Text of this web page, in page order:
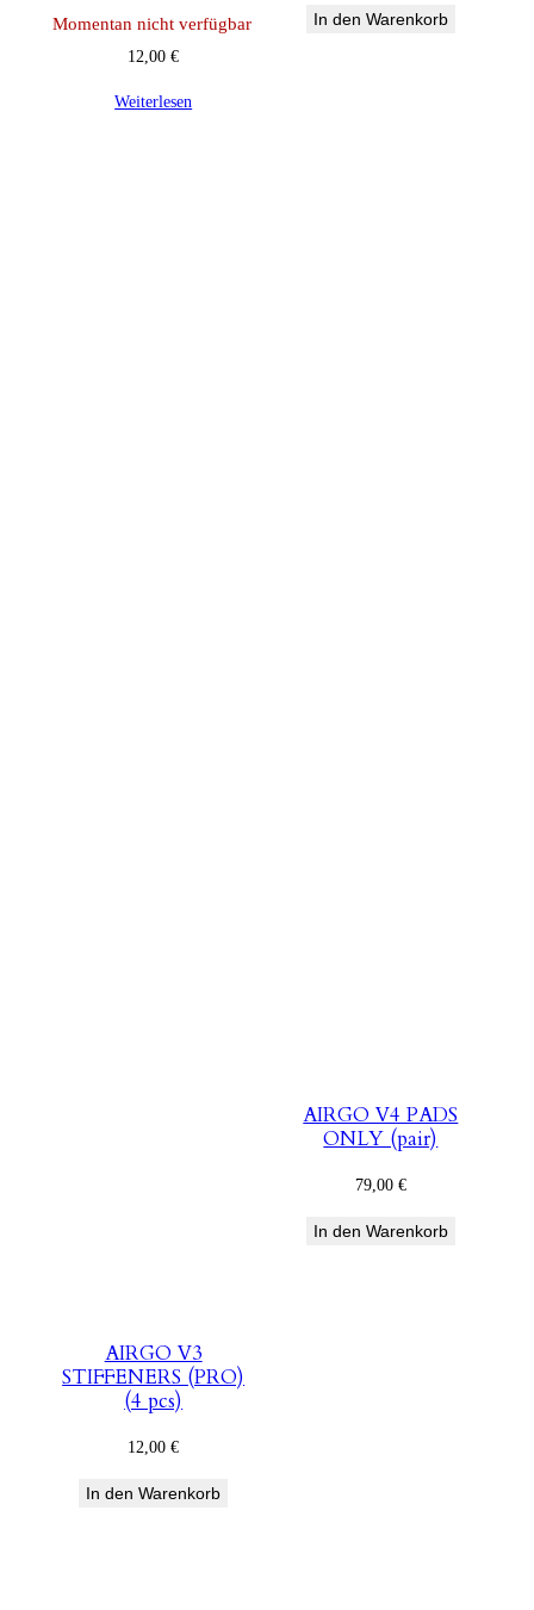
Momentan nicht verfügbar
12,00€
Weiterlesen
In den Warenkorb
AIRGO V3
STIFFENERS (PRO)
(4 pcs)
12,00€
In den Warenkorb
AIRGO V4 PADS
ONLY (pair)
79,00 €
In den Warenkorb